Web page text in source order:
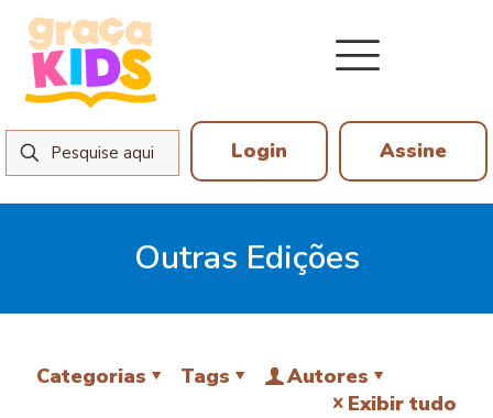
Login Assine
Outras Edições
Categorias Tags
Autores
Exibir tudo